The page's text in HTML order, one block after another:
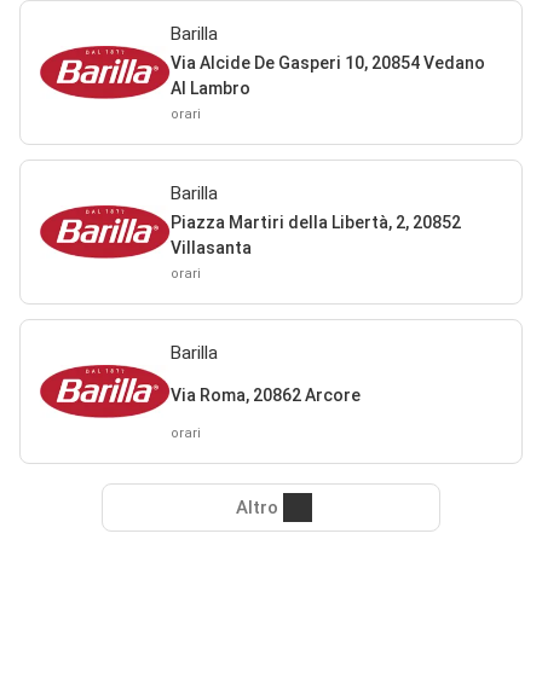
Barilla
Via Alcide De Gasperi 10, 20854 Vedano
Al Lambro
orari
Barilla
Piazza Martiri della Libertà, 2, 20852
Villasanta
orari
Barilla
Via Roma, 20862 Arcore
orari
Altro